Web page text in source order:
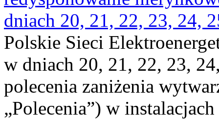
dniach 20, 21, 22, 23, 24,
Polskie Sieci
w dniach 20, 21, 22, 23,
polecenia zaniżenia
„Polecenia”) w